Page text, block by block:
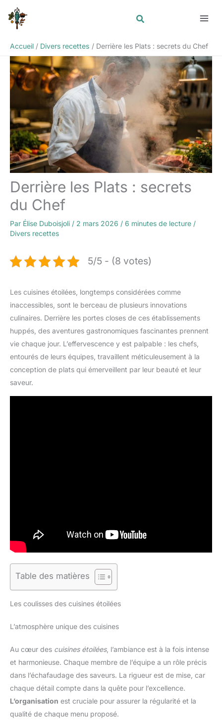
contenu
Accueil
Divers recettes Derrière les Plats : secrets du Chef
Derrière les Plats : secrets
du Chef
Par Élise Duboisjoli / 2 mars 2026 / 6 minutes de lecture /
Divers recettes
5/5 - (8 votes)
Les cuisines étoilées, longtemps considérées comme
inaccessibles, sont le berceau de plusieurs innovations
culinaires. Derrière les portes closes de ces établissements
huppés, des aventures gastronomiques fascinantes prennent
vie chaque jour. L’effervescence y est palpable : les chefs,
entourés de leurs équipes, travaillent méticuleusement à la
conception de plats qui émerveillent par leur beauté et leur
saveur.
Table des matières
Les coulisses des cuisines étoilées
L’atmosphère unique des cuisines
Au cœur des cuisines étoilées, l’ambiance est à la fois intense
et harmonieuse. Chaque membre de l’équipe a un rôle précis
dans l’échafaudage des saveurs. La rigueur est de mise, car
chaque détail compte dans la quête pour l’excellence.
L’organisation est cruciale pour assurer la régularité et la
qualité de chaque menu proposé.
Rechercher